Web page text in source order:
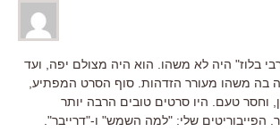
בלוז" היה לא משהו. הוא היה מצולם יפה, ועד
בה משהו מעורר הזדהות. סוף הסרט המפתיע,
וחסר טעם. היו סרטים טובים הרבה יותר
שלי: "למה השמש" ו-"דרייבר".